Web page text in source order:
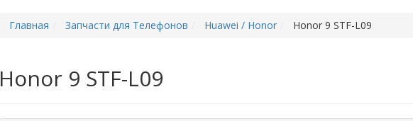
Главная Запчасти для Телефонов Huawei / Honor Honor 9 STF-L09
Honor 9 STF-L09